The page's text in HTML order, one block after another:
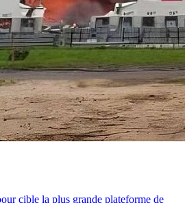
cible la plus grande plateforme de